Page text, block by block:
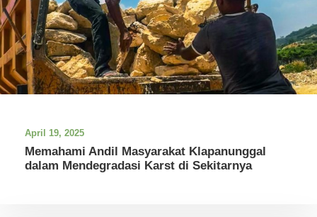
April 19, 2025
Memahami Andil Masyarakat Klapanunggal
dalam Mendegradasi Karst di Sekitarnya